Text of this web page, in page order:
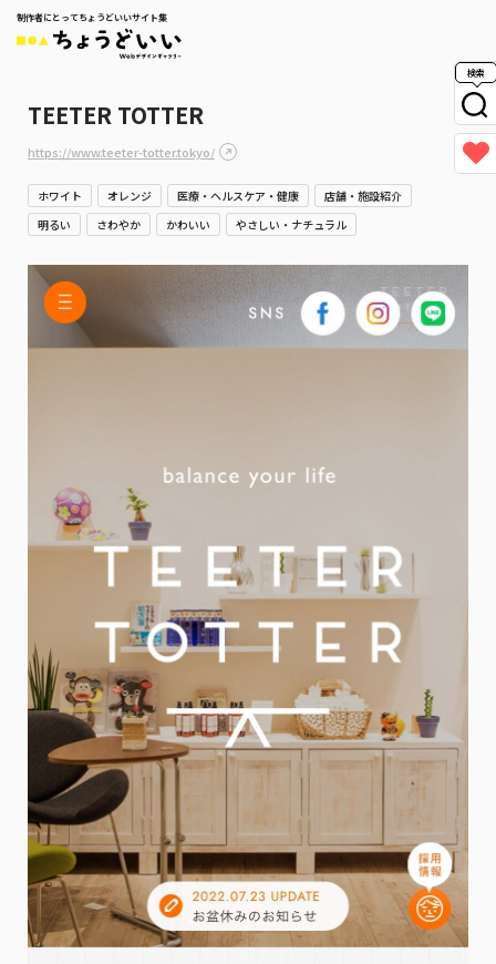
制作者にとってちょうどいいサイト集
検索
TEETER TOTTER
https://www.teeter-totter.tokyo/
ホワイト オレンジ 医療・ヘルスケア・健康
店舗・施設紹介
明るい
さわやか かわいい やさしい・ナチュラル